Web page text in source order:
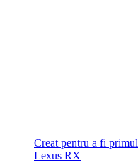
Creat pentru a fi primul
Lexus RX